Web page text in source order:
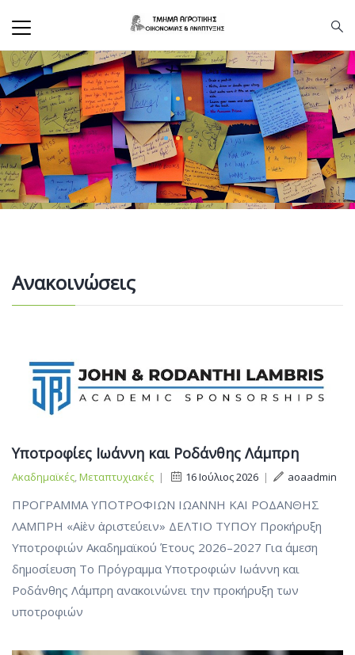
Ανακοινώσεις
Υποτροφίες Ιωάννη και Ροδάνθης Λάμπρη
Ακαδημαϊκές,Μεταπτυχιακές | 16 Ιούλιος 2026 | aoaadmin
ΠΡΟΓΡΑΜΜΑ ΥΠΟΤΡΟΦΙΩΝ ΙΩΑΝΝΗ ΚΑΙ ΡΟΔΑΝΘΗΣ
ΛΑΜΠΡΗ «Αἰὲν ἀριστεύειν» ΔΕΛΤΙΟ ΤΥΠΟΥ Προκήρυξη
Υποτροφιών Ακαδημαϊκού Έτους 2026–2027 Για άμεση
δημοσίευση Το Πρόγραμμα Υποτροφιών Ιωάννη και
Ροδάνθης Λάμπρη ανακοινώνει την προκήρυξη των
υποτροφιών